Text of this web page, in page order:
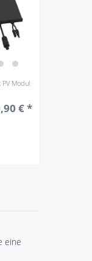
Modul
€ *
eine